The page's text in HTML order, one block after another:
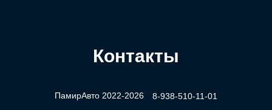
Контакты
ПамирАвто 2022-2026 8-938-510-11-01